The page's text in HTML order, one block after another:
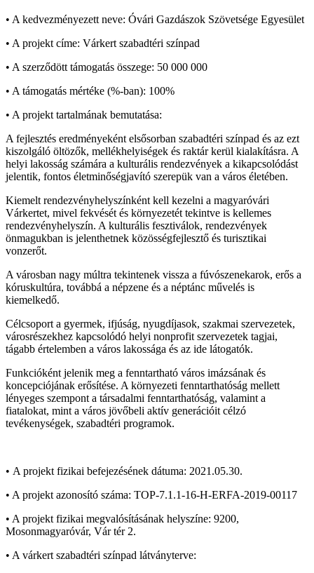
• A kedvezményezett neve: Óvári Gazdászok Szövetsége Egyesület
• A projekt címe: Várkert szabadtéri színpad
• A szerződött támogatás összege: 50 000 000
• A támogatás mértéke (%-ban): 100%
• A projekt tartalmának bemutatása:
A fejlesztés eredményeként elsősorban szabadtéri színpad és az ezt
kiszolgáló öltözők, mellékhelyiségek és raktár kerül kialakításra. A
helyi lakosság számára a kulturális rendezvények a kikapcsolódást
jelentik, fontos életminőségjavító szerepük van a város életében.
Kiemelt rendezvényhelyszínként kell kezelni a magyaróvári
Várkertet, mivel fekvését és környezetét tekintve is kellemes
rendezvényhelyszín. A kulturális fesztiválok, rendezvények
önmagukban is jelenthetnek közösségfejlesztő és turisztikai
vonzerőt.
A városban nagy múltra tekintenek vissza a fúvószenekarok, erős a
kóruskultúra, továbbá a népzene és a néptánc művelés is
kiemelkedő.
Célcsoport a gyermek, ifjúság, nyugdíjasok, szakmai szervezetek,
városrészekhez kapcsolódó helyi nonprofit szervezetek tagjai,
tágabb értelemben a város lakossága és az ide látogatók.
Funkcióként jelenik meg a fenntartható város imázsának és
koncepciójának erősítése. A környezeti fenntarthatóság mellett
lényeges szempont a társadalmi fenntarthatóság, valamint a
fiatalokat, mint a város jövőbeli aktív generációit célzó
tevékenységek, szabadtéri programok.
• A projekt fizikai befejezésének dátuma: 2021.05.30.
• A projekt azonosító száma: TOP-7.1.1-16-H-ERFA-2019-00117
• A projekt fizikai megvalósításának helyszíne: 9200,
Mosonmagyaróvár, Vár tér 2.
• A várkert szabadtéri színpad látványterve: